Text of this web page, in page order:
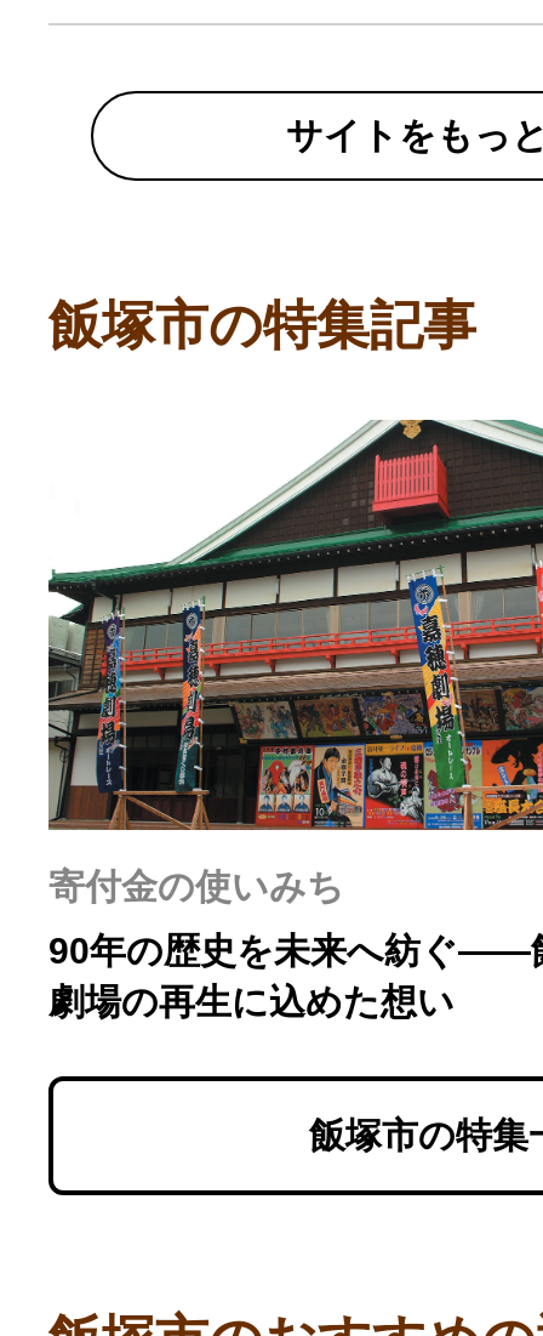
個人事業・フリーランス
ふるさと納税の基礎知識
はじめるバイブルとは
よくあるご質問
問い合わせ
サイトをもっ
飯塚市の特集記事
寄付金の使いみち
90年の歴史を未来へ紡ぐ――
劇場の再生に込めた想い
飯塚市の特集